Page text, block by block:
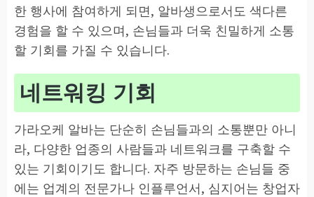
한 행사에 참여하게 되면, 알바생으로서도 색다른
경험을 할 수 있으며, 손님들과 더욱 친밀하게 소통
할 기회를 가질 수 있습니다.
네트워킹 기회
가라오케 알바는 단순히 손님들과의 소통뿐만 아니
라, 다양한 업종의 사람들과 네트워크를 구축할 수
있는 기회이기도 합니다. 자주 방문하는 손님들 중
에는 업계의 전문가나 인플루언서, 심지어는 창업자